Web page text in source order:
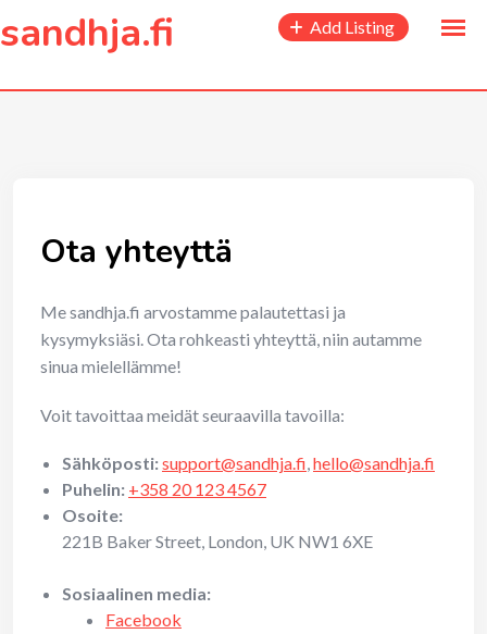
content
sandhja.fi Add Listing
Ota yhteyttä
Me sandhja.fi arvostamme palautettasi ja
kysymyksiäsi. Ota rohkeasti yhteyttä, niin autamme
sinua mielellämme!
Voit tavoittaa meidät seuraavilla tavoilla:
Sähköposti:support@sandhja.fi,hello@sandhja.fi
Puhelin: +358 20 123 4567
Osoite:
221B Baker Street, London, UK NW1 6XE
Sosiaalinen media:
Facebook